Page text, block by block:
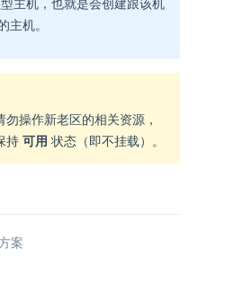
主机，也就是会创建跟该机
主机。
勿操作新老区的相关资源，
持 可用 状态（即不挂载）。
案